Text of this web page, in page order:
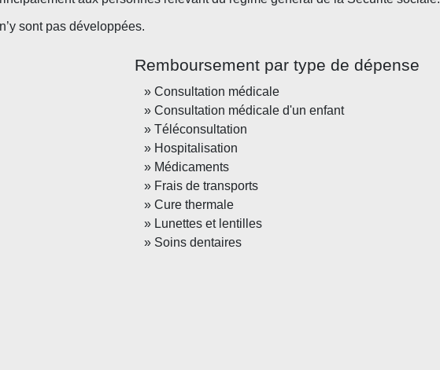
sont pas développées.
Remboursement par type de dépense
Consultation médicale
Consultation médicale d'un enfant
Téléconsultation
Hospitalisation
Médicaments
Frais de transports
Cure thermale
Lunettes et lentilles
Soins dentaires